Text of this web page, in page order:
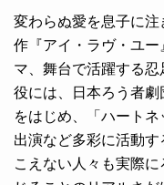
変わらぬ愛を息子に
作『アイ・ラヴ・ユ
マ、舞台で活躍する
役には、日本ろう者
をはじめ、「ハート
出演など多彩に活動
こえない人々も実際